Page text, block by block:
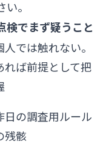
。
検でまず疑うこと
人では触れない。
れば前提として把
日の調査用ルール
残骸